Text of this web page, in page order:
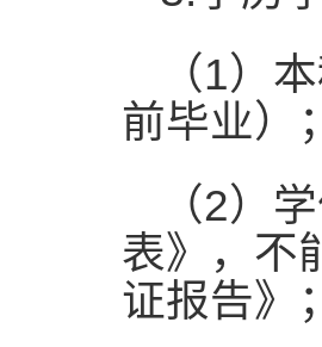
（1）
前毕业）
（2）
表》，不
证报告》